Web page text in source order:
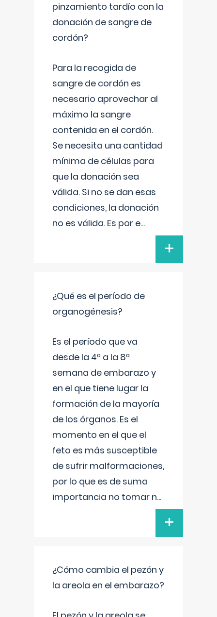
pinzamiento tardío con la
donación de sangre de
cordón?
Para la recogida de
sangre de cordón es
necesario aprovechar al
máximo la sangre
contenida en el cordón.
Se necesita una cantidad
mínima de células para
que la donación sea
válida. Si no se dan esas
condiciones, la donación
no es válida. Es por e...
+
¿Qué es el período de
organogénesis?
Es el período que va
desde la 4ª a la 8ª
semana de embarazo y
en el que tiene lugar la
formación de la mayoría
de los órganos. Es el
momento en el que el
feto es más susceptible
de sufrir malformaciones,
por lo que es de suma
importancia no tomar n...
+
¿Cómo cambia el pezón y
la areola en el embarazo?